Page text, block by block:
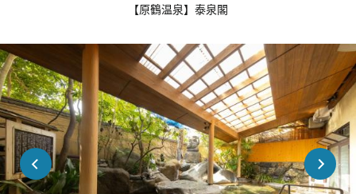
【原鶴温泉】泰泉閣